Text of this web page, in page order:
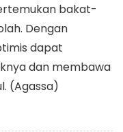
bakat-
Dengan
dapat
dan membawa
(Agassa)